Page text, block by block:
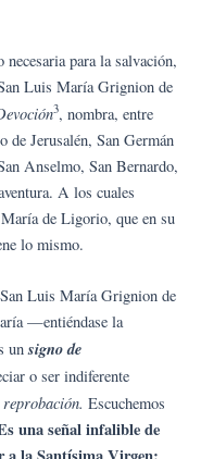
para la salvación,
Luis María Grignion de
3, nombra, entre
Jerusalén, San Germán
Anselmo, San Bernardo,
A los cuales
de Ligorio, que en su
lo mismo.
Luis María Grignion de
—entiéndase la
unsigno de
o ser indiferente
Escuchemos
una señal infalible de